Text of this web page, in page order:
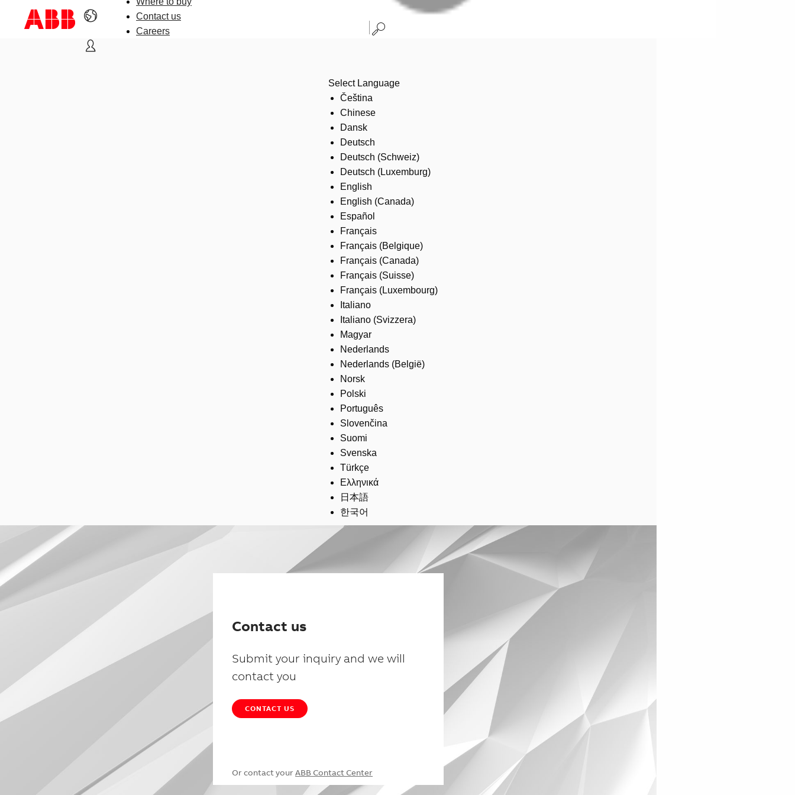
Contact us
Careers
Select Language
Čeština
Chinese
Dansk
Deutsch
Deutsch (Schweiz)
Deutsch (Luxemburg)
English
English (Canada)
Español
Français
Français (Belgique)
Français (Canada)
Français (Suisse)
Français (Luxembourg)
Italiano
Italiano (Svizzera)
Magyar
Nederlands
Nederlands (België)
Norsk
Polski
Português
Slovenčina
Suomi
Svenska
Türkçe
Ελληνικά
日本語
한국어
Contact us
Submit your inquiry and we will
contact you
CONTACT US
Or contact your ABB Contact Center